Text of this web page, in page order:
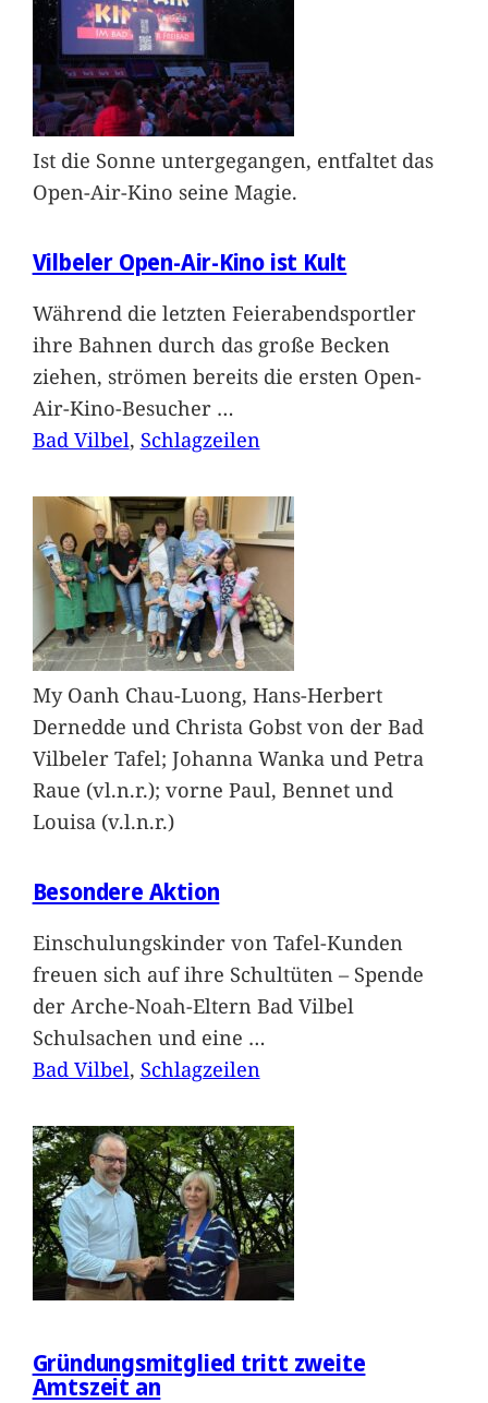
Ist die Sonne untergegangen, entfaltet das
Open-Air-Kino seine Magie.
Vilbeler Open-Air-Kino ist Kult
Während die letzten Feierabendsportler
ihre Bahnen durch das große Becken
ziehen, strömen bereits die ersten Open-
Air-Kino-Besucher …
Bad Vilbel, Schlagzeilen
My Oanh Chau-Luong, Hans-Herbert
Dernedde und Christa Gobst von der Bad
Vilbeler Tafel; Johanna Wanka und Petra
Raue (vl.n.r.); vorne Paul, Bennet und
Louisa (v.l.n.r.)
Besondere Aktion
Einschulungskinder von Tafel-Kunden
freuen sich auf ihre Schultüten – Spende
der Arche-Noah-Eltern Bad Vilbel
Schulsachen und eine …
Bad Vilbel, Schlagzeilen
Gründungsmitglied tritt zweite
Amtszeit an